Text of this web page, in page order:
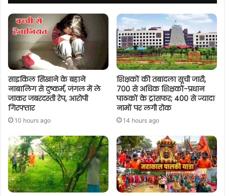
साइकिल सिखाने के बहाने
नाबालिग से दुष्कर्म, जंगल में ले
जाकर जबरदस्ती रेप, आरोपी
गिरफ्तार
10 hours ago
शिक्षकों की तबादला सूची जारी,
700 से अधिक शिक्षकों-प्रधान
पाठकों के ट्रांसफर; 400 से ज्यादा
नामों पर लगी रोक
14 hours ago